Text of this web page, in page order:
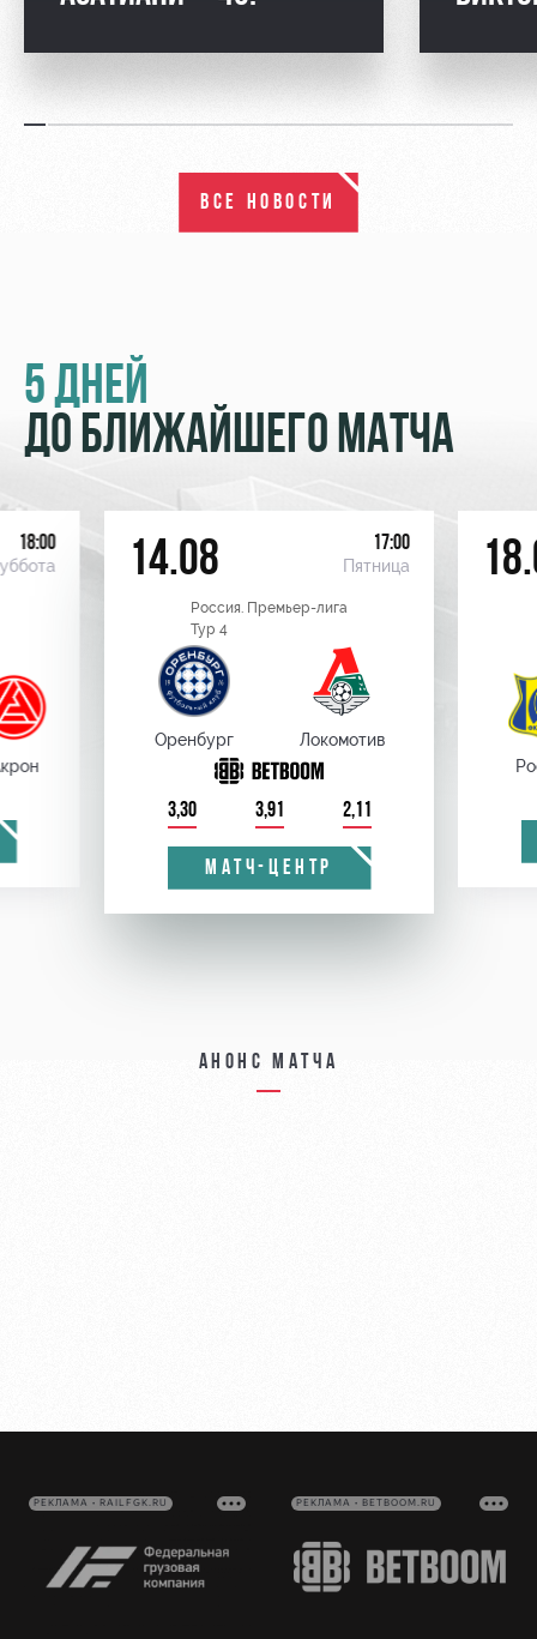
ВСЕ НОВОСТИ
5 ДНЕЙ
ДО БЛИЖАЙШЕГО МАТЧА
18:00 14.08 17:00
Пятница
Россия. Премьер-лига
Тур 4
Оренбург Локомотив
3,30 3,91 2,11
МАТЧ-ЦЕНТР
Анонс матча
РЕКЛАМА • RAILFGK.RU РЕКЛАМА • BETBOOM.RU